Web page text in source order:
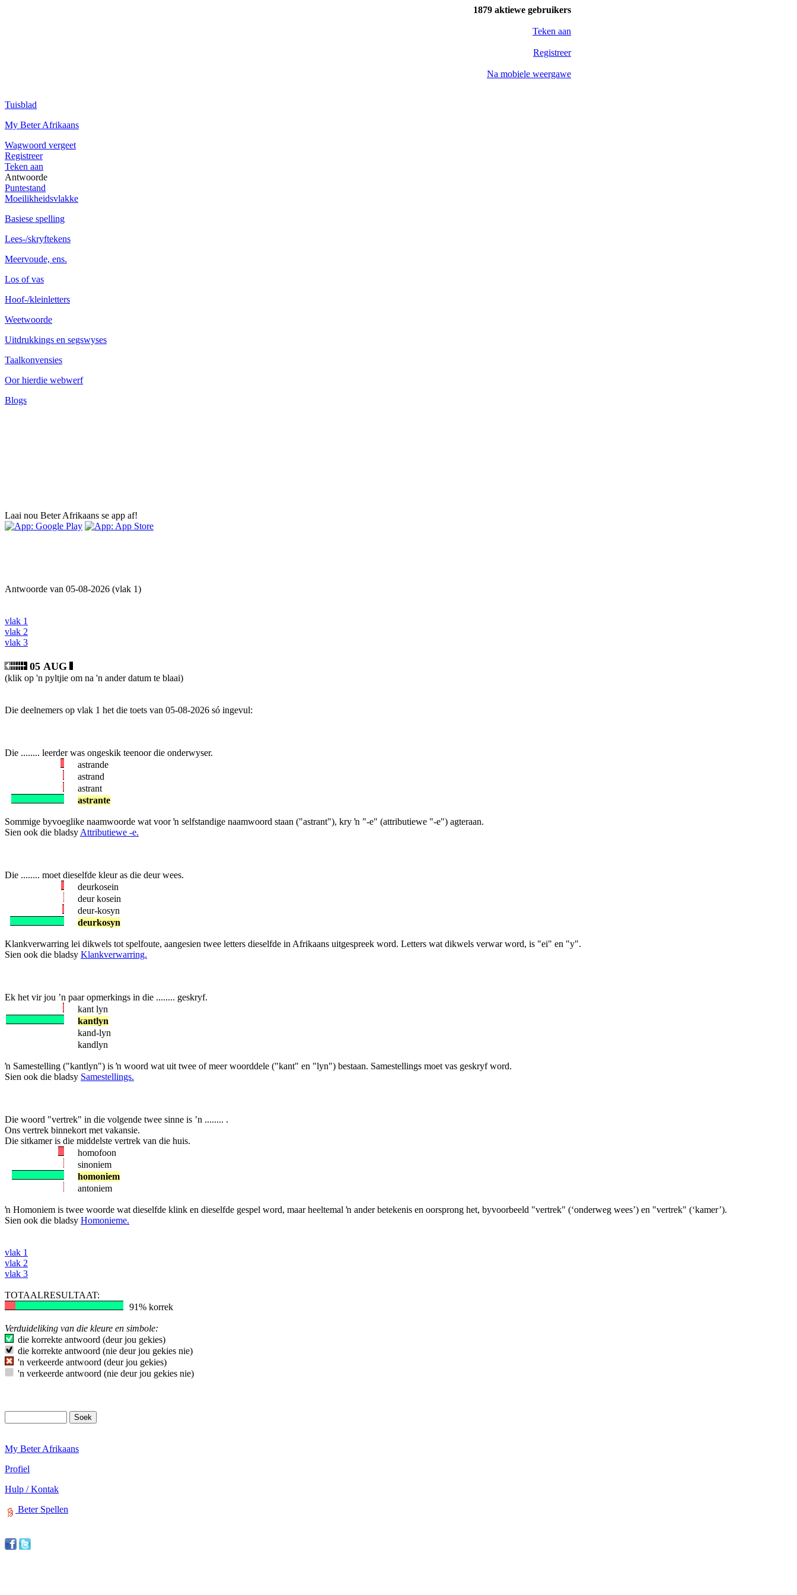
1879 aktiewe gebruikers
Teken aan
Registreer
Na mobiele weergawe
Tuisblad
My Beter Afrikaans
Wagwoord vergeet
Registreer
Teken aan
Antwoorde
Puntestand
Moeilikheidsvlakke
Basiese spelling
Lees-/skryftekens
Meervoude, ens.
Los of vas
Hoof-/kleinletters
Weetwoorde
Uitdrukkings en segswyses
Taalkonvensies
Oor hierdie webwerf
Blogs
Laai nou Beter Afrikaans se app af!
Antwoorde van 05-08-2026 (vlak 1)
vlak 1
vlak 2
vlak 3
05 AUG
(klik op 'n pyltjie om na 'n ander datum te blaai)
Die deelnemers op vlak 1 het die toets van 05-08-2026 só ingevul:
Die ........ leerder was ongeskik teenoor die onderwyser.
astrande
astrand
astrant
astrante
Sommige byvoeglike naamwoorde wat voor ŉ selfstandige naamwoord staan ("astrant"), kry ŉ "-e" (attributiewe "-e") agteraan.
Sien ook die bladsy Attributiewe -e.
Die ........ moet dieselfde kleur as die deur wees.
deurkosein
deur kosein
deur-kosyn
deurkosyn
Klankverwarring lei dikwels tot spelfoute, aangesien twee letters dieselfde in Afrikaans uitgespreek word. Letters wat dikwels verwar word, is "ei" en "y".
Sien ook die bladsy Klankverwarring.
Ek het vir jou ’n paar opmerkings in die ........ geskryf.
kant lyn
kantlyn
kand-lyn
kandlyn
ŉ Samestelling ("kantlyn") is ŉ woord wat uit twee of meer woorddele ("kant" en "lyn") bestaan. Samestellings moet vas geskryf word.
Sien ook die bladsy Samestellings.
Die woord "vertrek" in die volgende twee sinne is ’n ........ .
Ons vertrek binnekort met vakansie.
Die sitkamer is die middelste vertrek van die huis.
homofoon
sinoniem
homoniem
antoniem
ŉ Homoniem is twee woorde wat dieselfde klink en dieselfde gespel word, maar heeltemal ŉ ander betekenis en oorsprong het, byvoorbeeld "vertrek" (‘onderweg wees’) en "vertrek" (‘kamer’).
Sien ook die bladsy Homonieme.
vlak 1
vlak 2
vlak 3
TOTAALRESULTAAT:
91% korrek
Verduideliking van die kleure en simbole:
die korrekte antwoord (deur jou gekies)
die korrekte antwoord (nie deur jou gekies nie)
'n verkeerde antwoord (deur jou gekies)
'n verkeerde antwoord (nie deur jou gekies nie)
My Beter Afrikaans
Profiel
Hulp / Kontak
Beter Spellen